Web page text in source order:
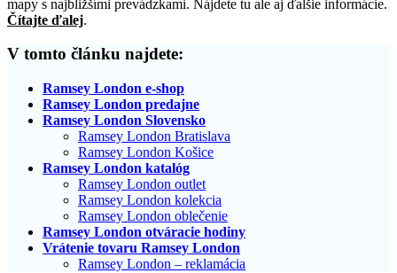
mapy s najbližšími prevádzkami. Nájdete tu ale aj ďalšie informácie.
Čítajte ďalej.
V tomto článku najdete:
Ramsey London e-shop
Ramsey London predajne
Ramsey London Slovensko
Ramsey London Bratislava
Ramsey London Košice
Ramsey London katalóg
Ramsey London outlet
Ramsey London kolekcia
Ramsey London oblečenie
Ramsey London otváracie hodiny
Vrátenie tovaru Ramsey London
Ramsey London – reklamácia